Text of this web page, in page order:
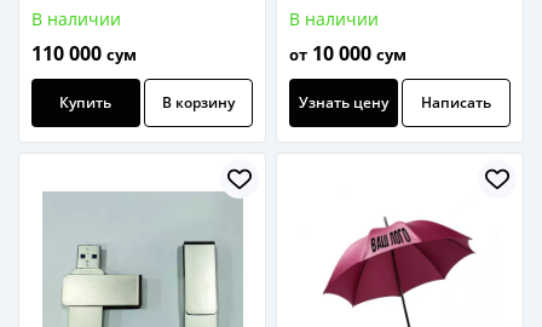
В наличии
110 000 сум
Купить В корзину
В наличии
от 10 000 сум
Узнать цену Написать